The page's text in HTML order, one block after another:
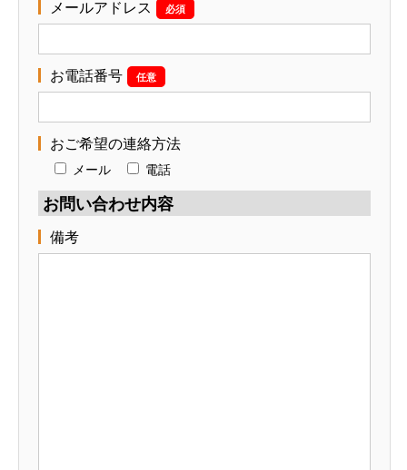
メールアドレス 必須
お電話番号 任意
おご希望の連絡方法
メール 電話
お問い合わせ内容
備考